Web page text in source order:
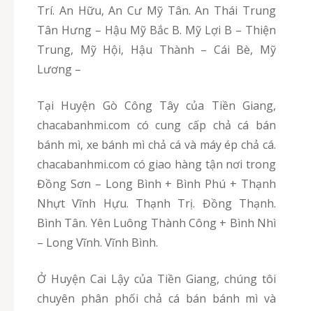
Trí. An Hữu, An Cư Mỹ Tân. An Thái Trung
Tân Hưng – Hậu Mỹ Bắc B. Mỹ Lợi B – Thiện
Trung, Mỹ Hội, Hậu Thành – Cái Bè, Mỹ
Lương –
Tại Huyện Gò Công Tây của Tiền Giang,
chacabanhmi.com có cung cấp chả cá bán
bánh mì, xe bánh mì chả cá và máy ép chả cá.
chacabanhmi.com có giao hàng tận nơi trong
Đồng Sơn – Long Bình + Bình Phú + Thạnh
Nhựt Vĩnh Hựu. Thạnh Trị. Đồng Thạnh.
Bình Tân. Yên Luông Thành Công + Bình Nhì
– Long Vĩnh. Vĩnh Bình.
Ở Huyện Cai Lậy của Tiền Giang, chúng tôi
chuyên phân phối chả cá bán bánh mì và